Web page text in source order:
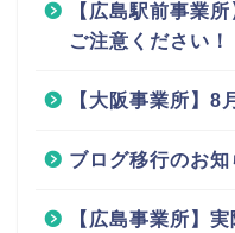
【広島駅前事業
ご注意ください！
【大阪事業所】8
ブログ移行のお知
【広島事業所】